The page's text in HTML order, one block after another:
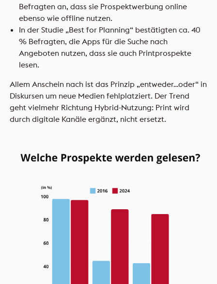
Befragten an, dass sie Prospektwerbung online
ebenso wie offline nutzen.
In der Studie „Best for Planning“ bestätigten ca. 40
% Befragten, die Apps für die Suche nach
Angeboten nutzen, dass sie auch Printprospekte
lesen.
Allem Anschein nach ist das Prinzip „entweder…oder“ in
Diskursen um neue Medien fehlplatziert. Der Trend
geht vielmehr Richtung Hybrid-Nutzung: Print wird
durch digitale Kanäle ergänzt, nicht ersetzt.